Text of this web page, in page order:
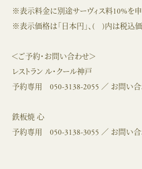
※表示料金に別途サーヴィス料10%を申
※表示価格は「日本円」、( )内は税込価
＜ご予約・お問い合わせ＞
レストラン ル・クール神戸
予約専用 050-3138-2055 ／ お問い
鉄板焼 心
予約専用 050-3138-3055 ／ お問い